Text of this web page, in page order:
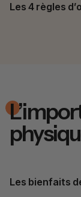
Les 4 règles
Les bienfaits